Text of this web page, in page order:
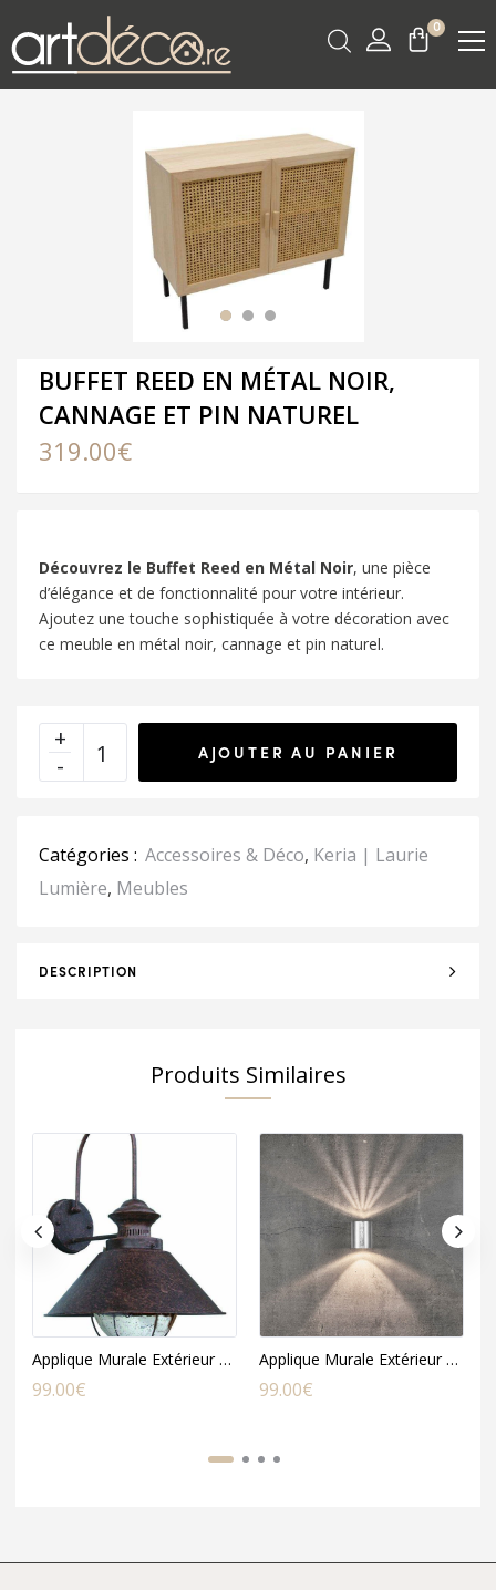
0
BUFFET REED EN MÉTAL NOIR,
CANNAGE ET PIN NATUREL
319.00€
Découvrez le Buffet Reed en Métal Noir, une pièce
d’élégance et de fonctionnalité pour votre intérieur.
Ajoutez une touche sophistiquée à votre décoration avec
ce meuble en métal noir, cannage et pin naturel.
AJOUTER AU PANIER
Catégories : Accessoires & Déco, Keria | Laurie
Lumière, Meubles
DESCRIPTION
Produits Similaires
Applique Murale Extérieur NAUTICA en Métal Cuivré
99.00€
Applique Murale Extérieur CANTO (2x6W) en Acier Galvanisé
99.00€